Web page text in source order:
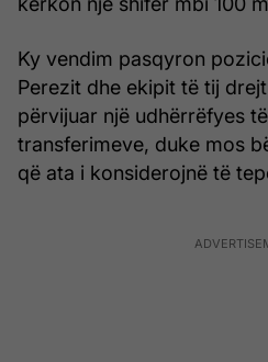
Ky vendim pasqyron
Perezit dhe ekipit të tij
përvijuar një udhërrëfyes
transferimeve, duke mos
që ata i konsiderojnë të